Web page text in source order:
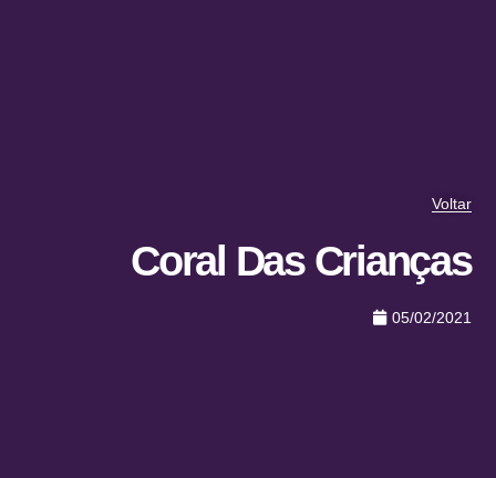
Voltar
Coral Das Crianças
05/02/2021